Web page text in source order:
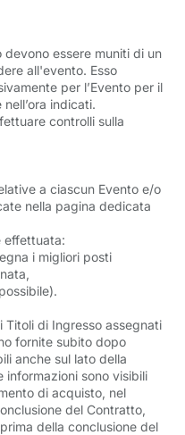
essere muniti di un
all'evento. Esso
per l’Evento per il
indicati.
controlli sulla
a ciascun Evento e/o
nella pagina dedicata
effettuata:
i migliori posti
di Ingresso assegnati
fornite subito dopo
anche sul lato della
informazioni sono visibili
di acquisto, nel
del Contratto,
della conclusione del